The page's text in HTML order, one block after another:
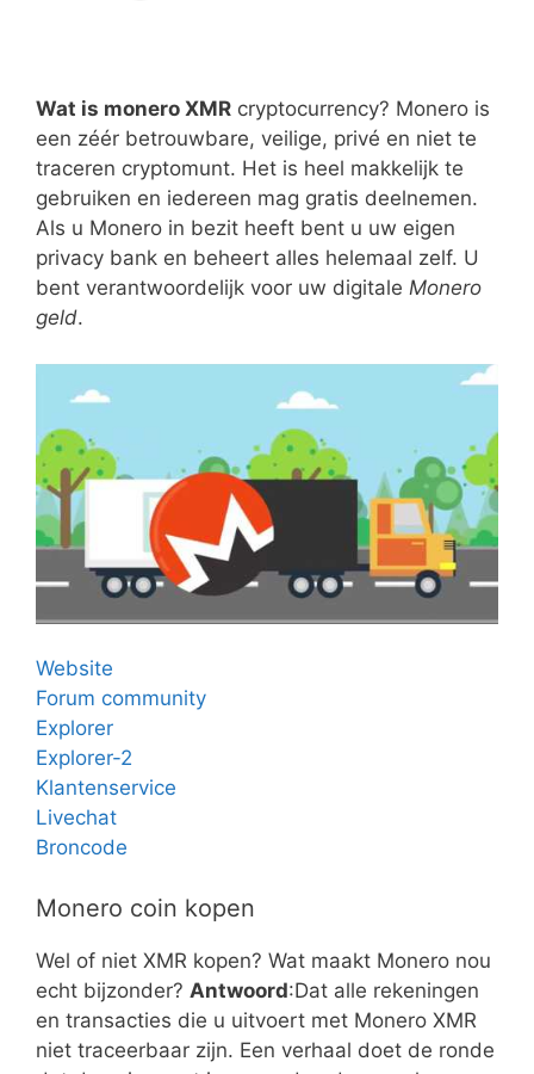
Wat is monero XMR cryptocurrency? Monero is
een zéér betrouwbare, veilige, privé en niet te
traceren cryptomunt. Het is heel makkelijk te
gebruiken en iedereen mag gratis deelnemen.
Als u Monero in bezit heeft bent u uw eigen
privacy bank en beheert alles helemaal zelf. U
bent verantwoordelijk voor uw digitale Monero
geld.
Website
Forum community
Explorer
Explorer-2
Klantenservice
Livechat
Broncode
Monero coin kopen
Wel of niet XMR kopen? Wat maakt Monero nou
echt bijzonder? Antwoord:Dat alle rekeningen
en transacties die u uitvoert met Monero XMR
niet traceerbaar zijn. Een verhaal doet de ronde